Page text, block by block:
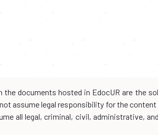
the documents hosted in EdocUR are the
assume legal responsibility for the
all legal, criminal, civil, administrative,